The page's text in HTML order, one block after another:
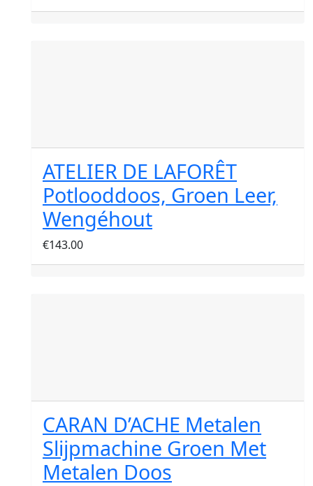
ATELIER DE LAFORÊT
Potlooddoos, Groen Leer,
Wengéhout
€143.00
CARAN D’ACHE Metalen
Slijpmachine Groen Met
Metalen Doos